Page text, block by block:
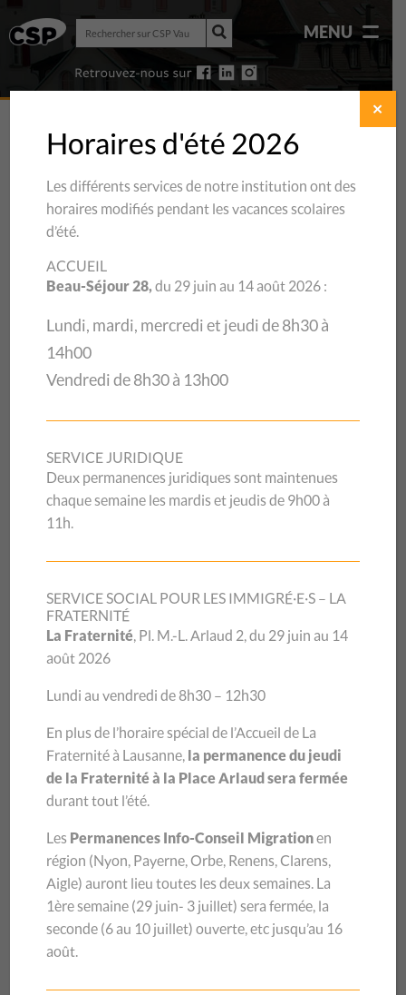
Rechercher
sur
CSP
Vaud
Rechercher
CSP
Vaud
MENU
03/11/2025
est de retour !
Le rendez-vous gourmand et solidaire du CSP Vaud
samedi 22 novembre 2025 ! Dans les rues animées de
nombreuses localités vaudoises, venez allier plaisir et
générosité en soutenant une belle cause tout en
dégustant un chocolat bio et équitable d’exception.
Pour un don de CHF 5.–, repartez avec une plaque de 100 g
d’un savoureux chocolat noir (55 % de cacao), fondant et
de sel de mer. Ce chocolat, choisi avec soin pour son
respect de l’environnement et de ses producteurs, est bien
plus qu’une gourmandise : chaque plaque vendue soutient
directement les prestations sociales gratuites du CSP
Les ambassadrices et ambassadeurs du CSP Vaud vous
accueilleront avec le sourire et seront présent·e·s aux
emplacements suivants :
Horaires d'été 2026
Les différents services de notre institution ont des
horaires modifiés pendant les vacances scolaires
d’été.
ACCUEIL
Beau-Séjour 28,du 29 juin au 14 août 2026 :
Lundi, mardi, mercredi et jeudi de 8h30 à
14h00
Vendredi de 8h30 à 13h00
SERVICE JURIDIQUE
Deux permanences juridiques sont maintenues
chaque semaine les mardis et jeudis de 9h00 à
11h.
SERVICE SOCIAL POUR LES IMMIGRÉ·E·S – LA
FRATERNITÉ
La Fraternité, Pl. M.-L. Arlaud 2, du 29 juin au 14
août 2026
Lundi au vendredi de 8h30 – 12h30
En plus de l’horaire spécial de l’Accueil de La
Fraternité à Lausanne, la permanence du jeudi
de la Fraternité à la Place Arlaud sera fermée
durant tout l’été.
Les Permanences Info-Conseil Migrationen
région (Nyon, Payerne, Orbe, Renens, Clarens,
Aigle) auront lieu toutes les deux semaines. La
1ère semaine (29 juin- 3 juillet) sera fermée, la
seconde (6 au 10 juillet) ouverte, etc jusqu’au 16
août.
✕